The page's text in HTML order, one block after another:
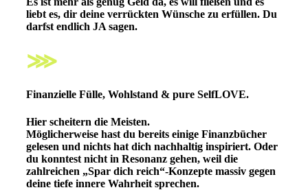
liebt es, dir deine verrückten Wünsche zu erfüllen. Du
darfst endlich JA sagen.
⋙
Finanzielle Fülle, Wohlstand & pure SelfLOVE.
Hier scheitern die Meisten.
Möglicherweise hast du bereits einige Finanzbücher
gelesen und nichts hat dich nachhaltig inspiriert. Oder
du konntest nicht in Resonanz gehen, weil die
zahlreichen „Spar dich reich“-Konzepte massiv gegen
deine tiefe innere Wahrheit sprechen.